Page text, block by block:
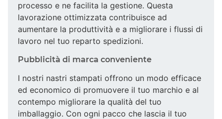
processo e ne facilita la gestione. Questa
lavorazione ottimizzata contribuisce ad
aumentare la produttività e a migliorare i flussi di
lavoro nel tuo reparto spedizioni.
Pubblicità di marca conveniente
I nostri nastri stampati offrono un modo efficace
ed economico di promuovere il tuo marchio e al
contempo migliorare la qualità del tuo
imballaggio. Con ogni pacco che lascia il tuo